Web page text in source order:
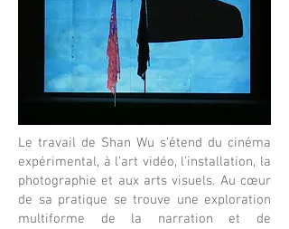
Le travail de Shan Wu s’étend du cinéma
expérimental, à l’art vidéo, l’installation, la
photographie et aux arts visuels. Au cœur
de sa pratique se trouve une exploration
multiforme de la narration et de